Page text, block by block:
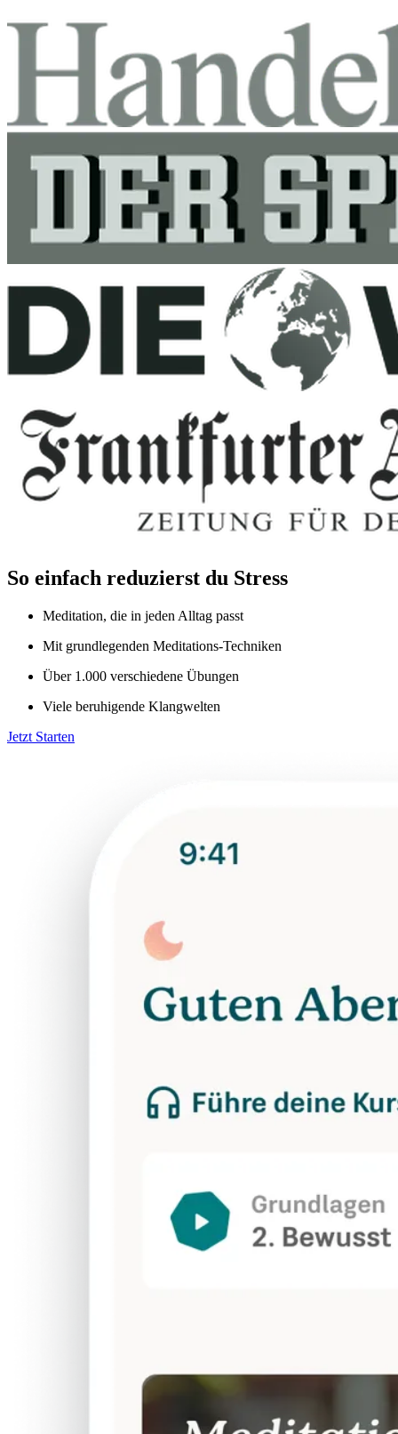
So einfach reduzierst du Stress
Meditation, die in jeden Alltag passt
Mit grundlegenden Meditations-Techniken
Über 1.000 verschiedene Übungen
Viele beruhigende Klangwelten
Jetzt Starten